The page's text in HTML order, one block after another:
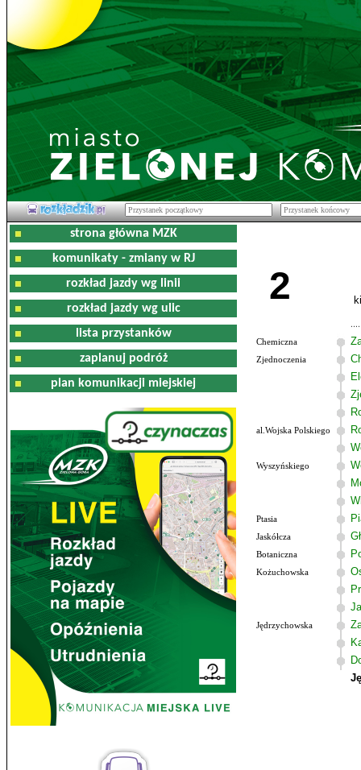
strona główna MZK
komunikaty - zmiany w RJ
rozkład jazdy wg linii
rozkład jazdy wg ulic
lista przystanków
zaplanuj podróż
plan komunikacji miejskiej
2
Chemiczna
Zjednoczenia
al.Wojska Polskiego
Wyszyńskiego
Ptasia
Jaskółcza
Botaniczna
Kożuchowska
Jędrzychowska